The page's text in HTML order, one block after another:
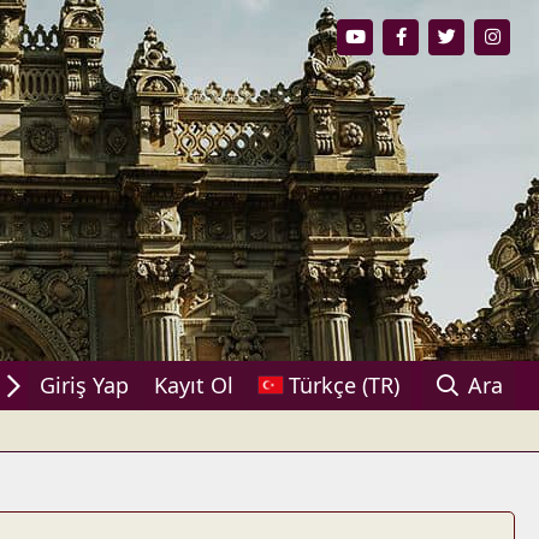
Giriş Yap Kayıt Ol Türkçe (TR) Ara